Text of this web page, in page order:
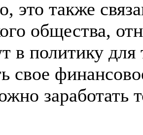
это также
общества,
в политику для
свое
заработать